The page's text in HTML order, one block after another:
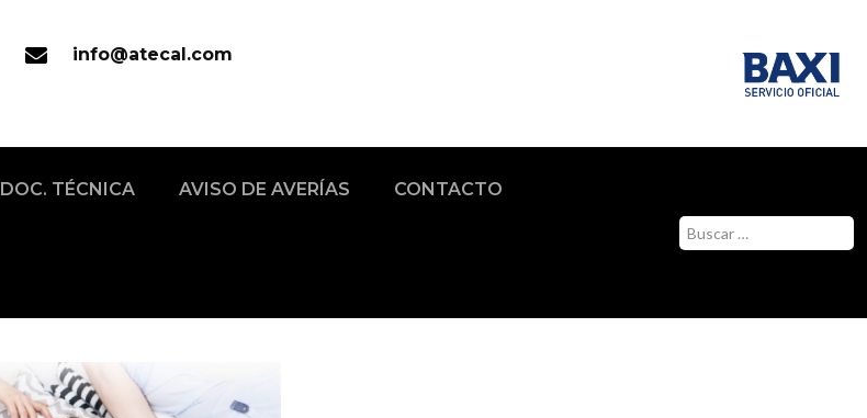
info@atecal.com
DOC. TÉCNICA AVISO DE AVERÍAS CONTACTO